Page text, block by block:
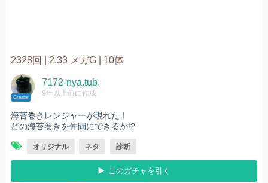
2328回 | 2.33 メガG | 10体
Creator
7172-nya.tub.
9年以上前に作成
海苔巻きレンジャーが現れた！
どの海苔巻きを仲間にできるか!?
オリジナル ネタ 診断
このガチャを引く